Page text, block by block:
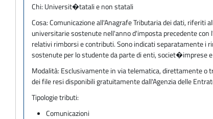
Chi: Universit�tatali e non statali
Cosa:Comunicazione all'Anagrafe Tributaria dei dati,
universitarie sostenute nell'anno d'imposta precedente
relativi rimborsi e contributi. Sono indicati separatamente i
sostenute per lo studente da parte di enti, societ�imprese
Modalità: Esclusivamente in via telematica, direttamente o
dei file resi disponibili gratuitamente dall'Agenzia delle
Tipologie tributi:
Comunicazioni